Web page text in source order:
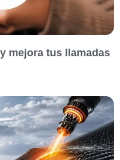
mejora tus llamadas